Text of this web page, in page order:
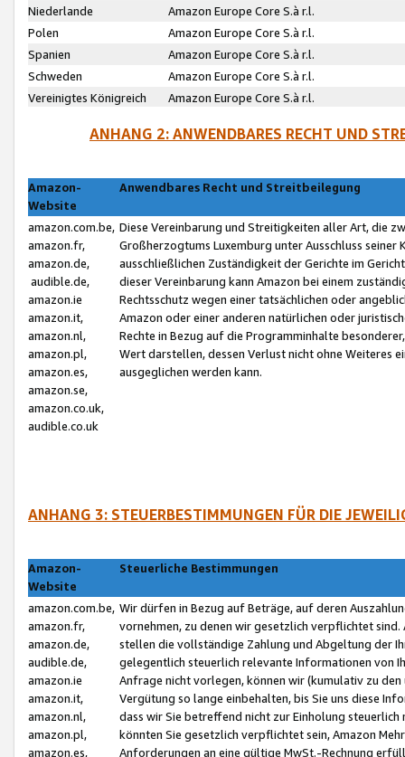
Niederlande
Amazon Europe Core S.à r.l.
Polen
Amazon Europe Core S.à r.l.
Spanien
Amazon Europe Core S.à r.l.
Schweden
Amazon Europe Core S.à r.l.
Vereinigtes Königreich
Amazon Europe Core S.à r.l.
ANHANG 2: ANWENDBARES RECHT UND
Amazon-
Website
Anwendbares Recht und Streitbeilegung
amazon.com.be,
amazon.fr,
amazon.de,
audible.de,
amazon.ie
amazon.it,
amazon.nl,
amazon.pl,
amazon.es,
amazon.se,
amazon.co.uk,
audible.co.uk
Diese Vereinbarung und Streitigkeiten aller Art, die
Großherzogtums Luxemburg unter Ausschluss
ausschließlichen Zuständigkeit der Gerichte im
dieser Vereinbarung kann Amazon bei einem
Rechtsschutz wegen einer tatsächlichen oder
Amazon oder einer anderen natürlichen oder
Rechte in Bezug auf die Programminhalte
Wert darstellen, dessen Verlust nicht ohne Weiteres
ausgeglichen werden kann.
ANHANG 3: STEUERBESTIMMUNGEN FÜR DIE
Amazon-
Website
Steuerliche Bestimmungen
amazon.com.be,
amazon.fr,
amazon.de,
audible.de,
amazon.ie
amazon.it,
amazon.nl,
amazon.pl,
amazon.es,
Wir dürfen in Bezug auf Beträge, auf deren
vornehmen, zu denen wir gesetzlich verpflichtet
stellen die vollständige Zahlung und Abgeltung der
gelegentlich steuerlich relevante Informationen von
Anfrage nicht vorlegen, können wir (kumulativ zu
Vergütung so lange einbehalten, bis Sie uns diese
dass wir Sie betreffend nicht zur Einholung
könnten Sie gesetzlich verpflichtet sein, Amazon
Anforderungen an eine gültige MwSt.-Rechnung